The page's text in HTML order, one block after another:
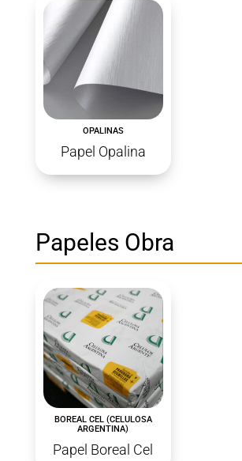
OPALINAS
Papel Opalina
Papeles Obra
BOREAL CEL (CELULOSA
ARGENTINA)
Papel Boreal Cel